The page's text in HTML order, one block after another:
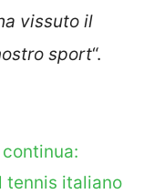
vissuto il
sport“.
tennis italiano